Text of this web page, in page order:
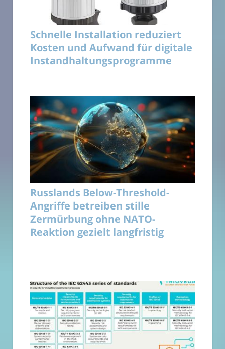
Schnelle Installation reduziert
Kosten und Aufwand für digitale
Instandhaltungsprogramme
Russlands Below-Threshold-
Angriffe betreiben stille
Zermürbung ohne NATO-
Reaktion gezielt langfristig